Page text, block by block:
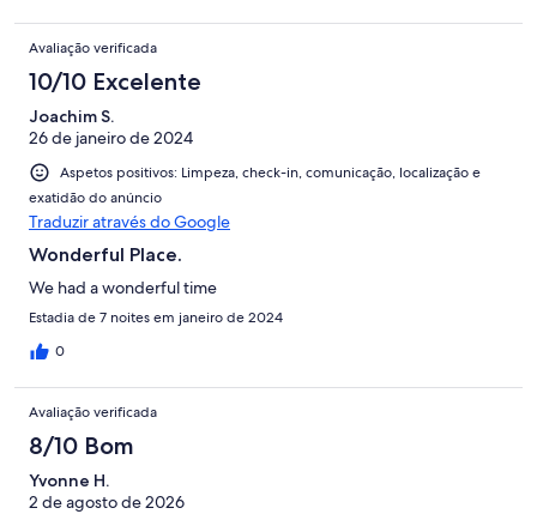
amazing service! Highly recommended!
Avaliação verificada
10/10 Excelente
Joachim S.
26 de janeiro de 2024
Aspetos positivos: Limpeza, check-in, comunicação, localização e
exatidão do anúncio
Traduzir através do Google
Wonderful Place.
We had a wonderful time
Estadia de 7 noites em janeiro de 2024
0
Avaliação verificada
8/10 Bom
Yvonne H.
2 de agosto de 2026